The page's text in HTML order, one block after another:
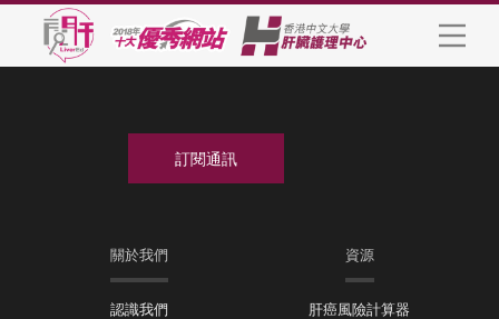
關於我們
認識我們
資源
肝癌風險計算器